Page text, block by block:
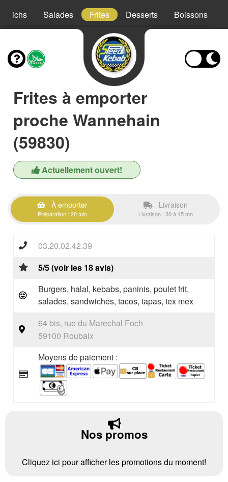
Salades Frites Desserts Boissons
Frites à emporter
proche Wannehain
(59830)
Actuellement ouvert!
À emporter
Préparation : 20 min
Livraison
Livraison : 30 à 45 mn
03.20.02.42.39
5/5 (voir les 18 avis)
Burgers, halal, kebabs, paninis, poulet frit,
salades, sandwiches, tacos, tapas, tex mex
64 bis, rue du Marechal Foch
59100 Roubaix
Moyens de paiement :
Nos promos
Cliquez ici pour afficher les promotions du moment!